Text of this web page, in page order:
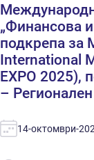
„Финансова
подкрепа за
International
EXPO 2025),
–
14-октомври-